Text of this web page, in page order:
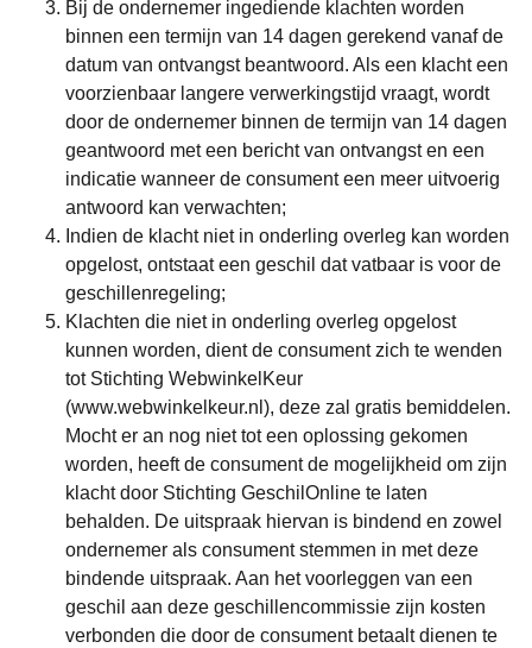
Bij de ondernemer ingediende klachten worden
binnen een termijn van 14 dagen gerekend vanaf de
datum van ontvangst beantwoord. Als een klacht een
voorzienbaar langere verwerkingstijd vraagt, wordt
door de ondernemer binnen de termijn van 14 dagen
geantwoord met een bericht van ontvangst en een
indicatie wanneer de consument een meer uitvoerig
antwoord kan verwachten;
Indien de klacht niet in onderling overleg kan worden
opgelost, ontstaat een geschil dat vatbaar is voor de
geschillenregeling;
Klachten die niet in onderling overleg opgelost
kunnen worden, dient de consument zich te wenden
tot Stichting WebwinkelKeur
(www.webwinkelkeur.nl), deze zal gratis bemiddelen.
Mocht er an nog niet tot een oplossing gekomen
worden, heeft de consument de mogelijkheid om zijn
klacht door Stichting GeschilOnline te laten
behalden. De uitspraak hiervan is bindend en zowel
ondernemer als consument stemmen in met deze
bindende uitspraak. Aan het voorleggen van een
geschil aan deze geschillencommissie zijn kosten
verbonden die door de consument betaalt dienen te